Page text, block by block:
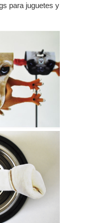
para juguetes y